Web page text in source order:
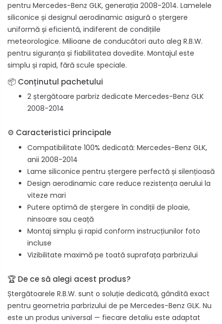
pentru Mercedes-Benz GLK, generația 2008-2014. Lamelele
siliconice și designul aerodinamic asigură o ștergere
uniformă și eficientă, indiferent de condițiile
meteorologice. Milioane de conducători auto aleg R.B.W.
pentru siguranța și fiabilitatea dovedite. Montajul este
simplu și rapid, fără scule speciale.
📦 Conținutul pachetului
2 ștergătoare parbriz dedicate Mercedes-Benz GLK
2008-2014
⚙️ Caracteristici principale
Compatibilitate 100% dedicată: Mercedes-Benz GLK,
anii 2008-2014
Lame siliconice pentru ștergere perfectă și silențioasă
Design aerodinamic care reduce rezistența aerului la
viteze mari
Putere optimă de ștergere în condiții de ploaie,
ninsoare sau ceață
Montaj simplu și rapid conform instrucțiunilor foto
incluse
Vizibilitate maximă pe toată suprafața parbrizului
🏆 De ce să alegi acest produs?
Ștergătoarele R.B.W. sunt o soluție dedicată, gândită exact
pentru geometria parbrizului de pe Mercedes-Benz GLK. Nu
este un produs universal — fiecare detaliu este adaptat